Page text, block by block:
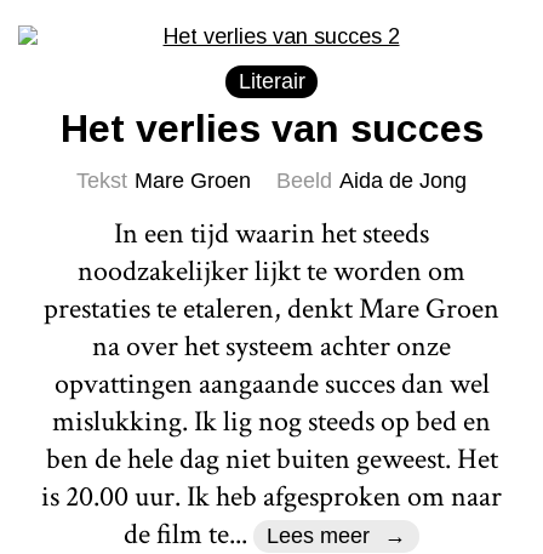
Literair
Het verlies van succes
Tekst Mare Groen Beeld Aida de Jong
In een tijd waarin het steeds
noodzakelijker lijkt te worden om
prestaties te etaleren, denkt Mare Groen
na over het systeem achter onze
opvattingen aangaande succes dan wel
mislukking. Ik lig nog steeds op bed en
ben de hele dag niet buiten geweest. Het
is 20.00 uur. Ik heb afgesproken om naar
de film te...
Lees meer